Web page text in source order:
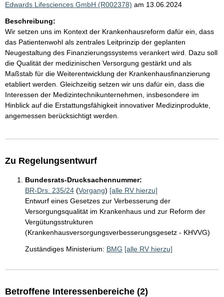
Edwards Lifesciences GmbH (R002378) am 13.06.2024
Beschreibung:
Wir setzen uns im Kontext der Krankenhausreform dafür ein, dass
das Patientenwohl als zentrales Leitprinzip der geplanten
Neugestaltung des Finanzierungssystems verankert wird. Dazu soll
die Qualität der medizinischen Versorgung gestärkt und als
Maßstab für die Weiterentwicklung der Krankenhausfinanzierung
etabliert werden. Gleichzeitig setzen wir uns dafür ein, dass die
Interessen der Medizintechnikunternehmen, insbesondere im
Hinblick auf die Erstattungsfähigkeit innovativer Medizinprodukte,
angemessen berücksichtigt werden.
Zu Regelungsentwurf
Bundesrats-Drucksachennummer:
BR-Drs. 235/24 (Vorgang) [alle RV hierzu]
Entwurf eines Gesetzes zur Verbesserung der
Versorgungsqualität im Krankenhaus und zur Reform der
Vergütungsstrukturen
(Krankenhausversorgungsverbesserungsgesetz - KHVVG)
Zuständiges Ministerium: BMG [alle RV hierzu]
Betroffene Interessenbereiche (2)